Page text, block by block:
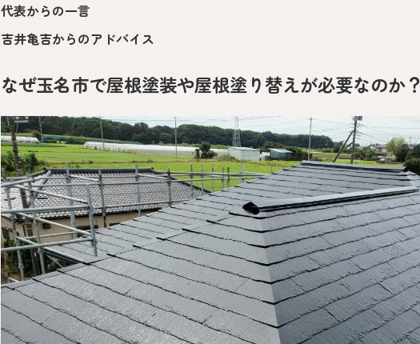
代表からの一言
吉井亀吉からのアドバイス
なぜ玉名市で屋根塗装や屋根塗り替えが必要なのか？